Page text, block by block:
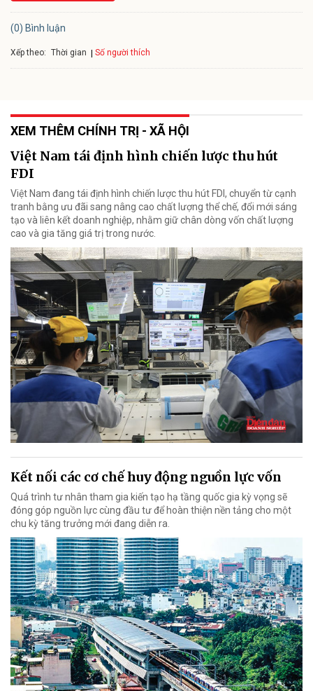
(0) Bình luận
Xếp theo: Thời gian Số người thích
XEM THÊM CHÍNH TRỊ - XÃ HỘI
Việt Nam tái định hình chiến lược thu hút
FDI
Việt Nam đang tái định hình chiến lược thu hút FDI, chuyển từ cạnh
tranh bằng ưu đãi sang nâng cao chất lượng thể chế, đổi mới sáng
tạo và liên kết doanh nghiệp, nhằm giữ chân dòng vốn chất lượng
cao và gia tăng giá trị trong nước.
Kết nối các cơ chế huy động nguồn lực vốn
Quá trình tư nhân tham gia kiến tạo hạ tầng quốc gia kỳ vọng sẽ
đóng góp nguồn lực cùng đầu tư để hoàn thiện nền tảng cho một
chu kỳ tăng trưởng mới đang diễn ra.